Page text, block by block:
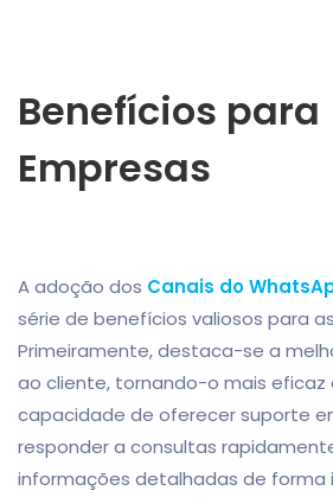
Benefícios para
Empresas
A adoção dos Canais do
série de benefícios valiosos para
Primeiramente, destaca-se a
ao cliente, tornando-o mais eficaz
capacidade de oferecer suporte
responder a consultas
informações detalhadas de forma